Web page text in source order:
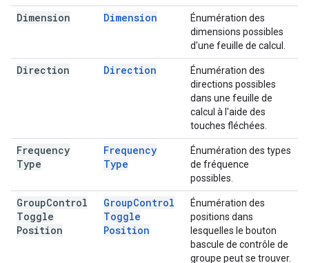
Dimension Dimension
Énumération des
dimensions possibles
d'une feuille de calcul.
Direction Direction
Énumération des
directions possibles
dans une feuille de
calcul à l'aide des
touches fléchées.
Frequency
Type
Frequency
Type
Énumération des types
de fréquence
possibles.
GroupControl
Toggle
Position
GroupControl
Toggle
Position
Énumération des
positions dans
lesquelles le bouton
bascule de contrôle de
groupe peut se trouver.